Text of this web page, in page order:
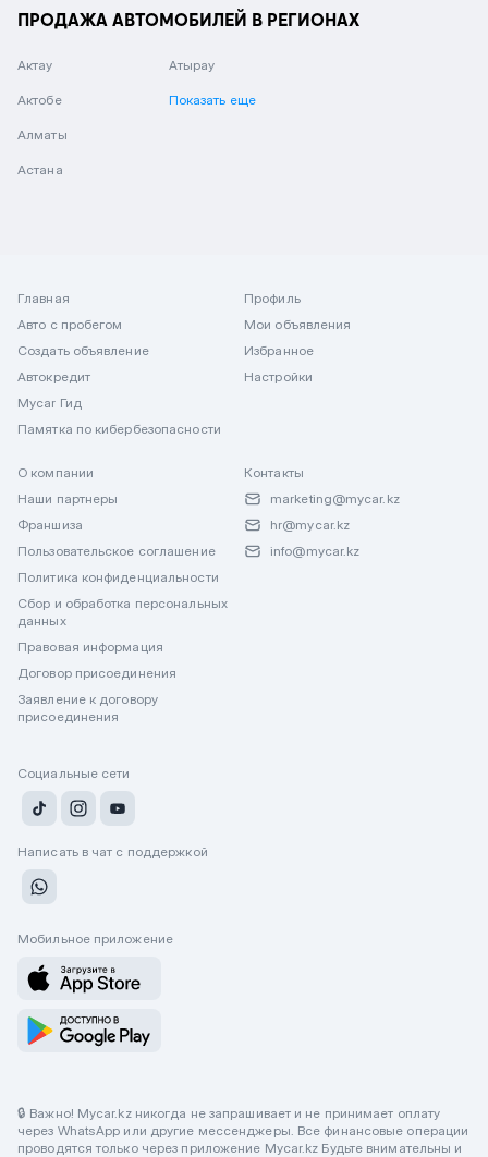
ПРОДАЖА АВТОМОБИЛЕЙ В РЕГИОНАХ
Актау
Актобе
Алматы
Астана
Атырау
Показать еще
Главная
Авто с пробегом
Создать объявление
Автокредит
Mycar Гид
Памятка по кибербезопасности
Профиль
Мои объявления
Избранное
Настройки
О компании
Наши партнеры
Франшиза
Пользовательское соглашение
Политика конфиденциальности
Сбор и обработка персональных
данных
Правовая информация
Договор присоединения
Заявление к договору
присоединения
Контакты
marketing@mycar.kz
hr@mycar.kz
info@mycar.kz
Социальные сети
Написать в чат с поддержкой
Мобильное приложение
🔒 Важно! Mycar.kz никогда не запрашивает и не принимает оплату
через WhatsApp или другие мессенджеры. Все финансовые операции
проводятся только через приложение Mycar.kz Будьте внимательны и